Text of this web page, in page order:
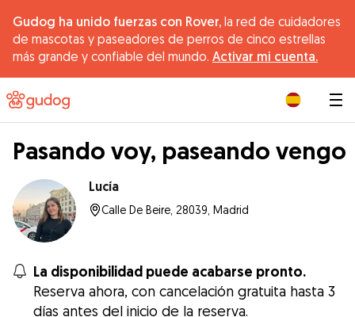
Gudog ha unido fuerzas con Rover, la red de cuidadores
de mascotas y paseadores de perros de cinco estrellas
más grande y confiable del mundo. Activar mi cuenta.
Pasando voy, paseando vengo
Lucía
Calle De Beire, 28039, Madrid
La disponibilidad puede acabarse pronto.
Reserva ahora, con cancelación gratuita hasta 3
días antes del inicio de la reserva.